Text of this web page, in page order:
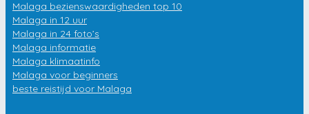
Malaga bezienswaardigheden top 10
Malaga in 12 uur
Malaga in 24 foto’s
Malaga informatie
Malaga klimaatinfo
Malaga voor beginners
beste reistijd voor Malaga